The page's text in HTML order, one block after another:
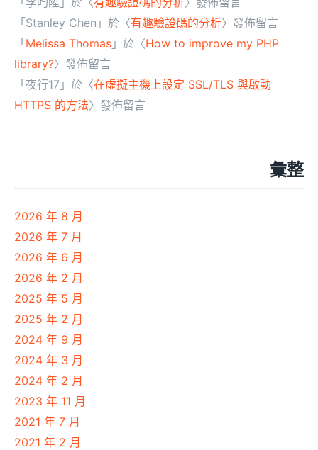
「 Stanley Chen 」於〈有趣驗證碼的分析〉發佈留言
「 Melissa Thomas 」於〈How to improve my PHP
library?〉發佈留言
「 夜行17 」於〈在虛擬主機上設定 SSL/TLS 與啟動
HTTPS 的方法〉發佈留言
彙整
2026 年 8 月
2026 年 7 月
2026 年 6 月
2026 年 2 月
2025 年 5 月
2025 年 2 月
2024 年 9 月
2024 年 3 月
2024 年 2 月
2023 年 11 月
2021 年 7 月
2021 年 2 月